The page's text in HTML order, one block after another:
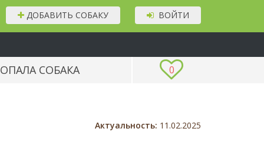
ВОЙТИ
ДОБАВИТЬ СОБАКУ
0
СОБАКА
Актуальность: 11.02.2025